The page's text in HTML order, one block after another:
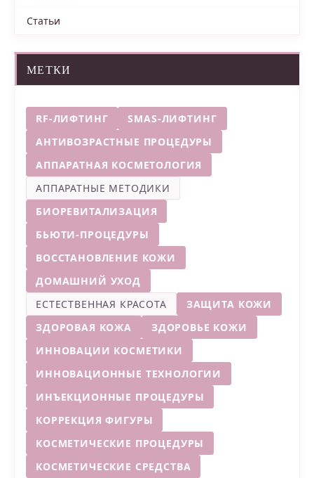
Статьи
МЕТКИ
RF-ЛИФТИНГ
SMAS-ЛИФТИНГ
АНТИВОЗРАСТНЫЕ ПРОЦЕДУРЫ
АППАРАТНАЯ КОСМЕТОЛОГИЯ
АППАРАТНЫЕ МЕТОДИКИ
БИОРЕВИТАЛИЗАЦИЯ
БЬЮТИ-ПРОЦЕДУРЫ
ВОССТАНОВЛЕНИЕ КОЖИ
ДОМАШНИЙ УХОД
ЕСТЕСТВЕННАЯ КРАСОТА
ЗАЩИТА КОЖИ
ЗДОРОВАЯ КОЖА
ЗДОРОВЬЕ КОЖИ
ИННОВАЦИИ КОСМЕТИКИ
ИННОВАЦИОННЫЕ ТЕХНОЛОГИИ
ИНЪЕКЦИОННЫЕ ПРОЦЕДУРЫ
КОРРЕКЦИЯ ФИГУРЫ
КОСМЕТИЧЕСКИЕ ПРОЦЕДУРЫ
КОСМЕТИЧЕСКИЕ СРЕДСТВА